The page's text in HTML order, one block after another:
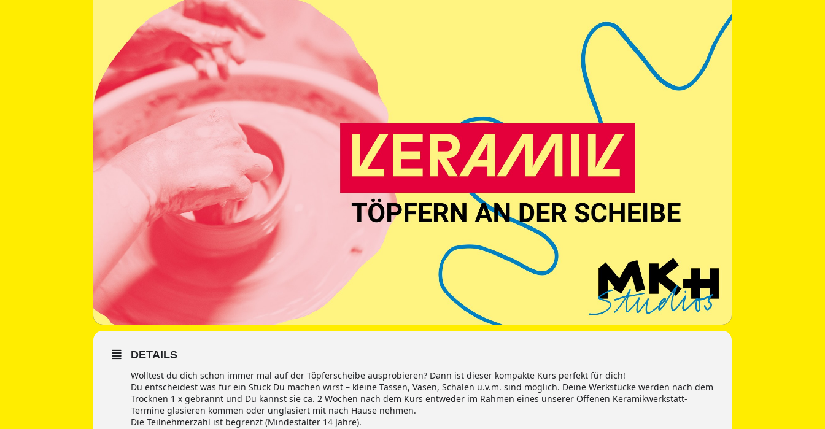
DETAILS
Wolltest du dich schon immer mal auf der Töpferscheibe ausprobieren? Dann ist dieser kompakte Kurs perfekt für dich!
Du entscheidest was für ein Stück Du machen wirst – kleine Tassen, Vasen, Schalen u.v.m. sind möglich. Deine Werkstücke werden nach dem
Trocknen 1 x gebrannt und Du kannst sie ca. 2 Wochen nach dem Kurs entweder im Rahmen eines unserer Offenen Keramikwerkstatt-
Termine glasieren kommen oder unglasiert mit nach Hause nehmen.
Die Teilnehmerzahl ist begrenzt (Mindestalter 14 Jahre).